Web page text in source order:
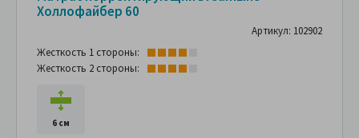
Холлофайбер 60
Артикул: 102902
Жесткость 1 стороны:
Жесткость 2 стороны:
6 см